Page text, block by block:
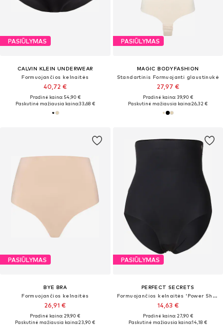
PASIŪLYMAS
CALVIN KLEIN UNDERWEAR
Formuojančios kelnaitės
40,72 €
Pradinė kaina: 54,90 €
Paskutinė mažiausia kaina:33,68 €
PASIŪLYMAS
MAGIC BODYFASHION
Standartinis Formuojanti glaustinukė
27,97 €
Pradinė kaina: 39,90 €
Paskutinė mažiausia kaina:26,32 €
PASIŪLYMAS
BYE BRA
Formuojančios kelnaitės
26,91 €
Pradinė kaina: 29,90 €
Paskutinė mažiausia kaina:23,90 €
PASIŪLYMAS
PERFECT SECRETS
Formuojančios kelnaitės 'Power Shaper'
14,63 €
Pradinė kaina: 27,90 €
Paskutinė mažiausia kaina:14,18 €